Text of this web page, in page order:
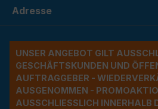
Adresse
UNSER ANGEBOT GILT
ESCHÄFTSKUNDEN UND
UFTRAGGEBER -
USGENOMMEN -
USSCHLIESSLICH INNERHALB